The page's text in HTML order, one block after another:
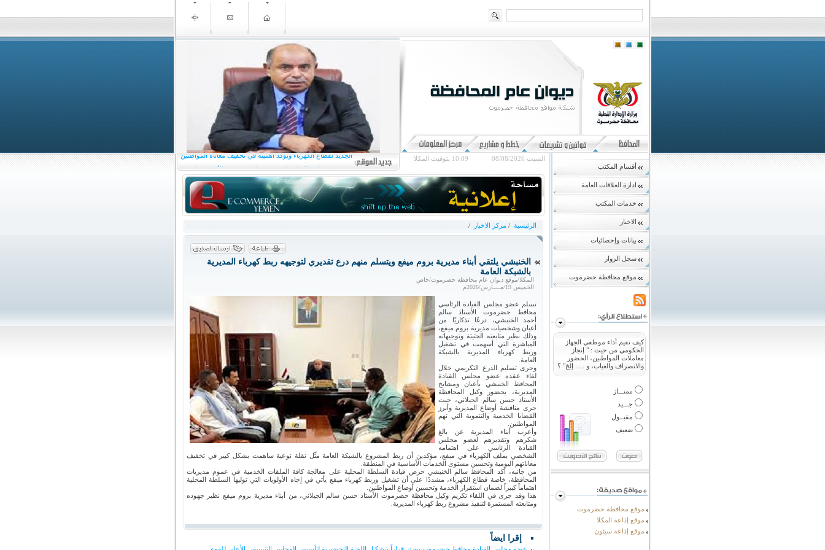
عضو مجلس القيادة محافظ حضرموت يثمّن الدعم السعودي
الجديد لقطاع الكهرباء ويؤكد أهميته في تخفيف معاناة المواطنين
عضو مجلس القيادة الخنبشي يطلع من وزير الأوقاف على
أوضاع الحجاج من أبناء حضرموت واليمن عامة
الخنبشي يهنئ القيادة السياسية والشعب بعيد الأضحى المبارك
ويؤكد المضي في ترسيخ الأمن ومواجهة التحديات الخدمية
السبت 08/08/2026 10:09 بتوقيت المكلا
أقسام المكتب
ادارة العلاقات العامة
خدمات المكتب
الاخبار
بيانات وإحصائيات
سجل الزوار
موقع محافظة حضرموت
كيف تقيم أداء موظفي الجهاز
الحكومي من حيث : " إنجاز
معاملات المواطنين، الحضور
والانصراف والغياب، و ..... إلخ" ؟
ممتـــاز
جـــيد
مقبــول
ضعيف
موقع محافظة حضرموت
موقع إذاعة المكلا
موقع إذاعة سيئون
الرئيسية / مركز الاخبار /
الخنبشي يلتقي أبناء مديرية بروم ميفع ويتسلم منهم درع تقديري لتوجيهه ربط كهرباء المديرية
بالشبكة العامة
المكلا/موقع ديوان عام محافظة حضرموت/خاص
الخميس 19/مــــارس/2026م
تسلم عضو مجلس القيادة الرئاسي
محافظ حضرموت الأستاذ سالم
أحمد الخنبشي، درعًا تذكاريًا من
أعيان وشخصيات مديرية بروم ميفع،
وذلك نظير متابعته الحثيثة وتوجيهاته
المباشرة التي أسهمت في تشغيل
وربط كهرباء المديرية بالشبكة
العامة.
وجرى تسليم الدرع التكريمي خلال
لقاء عقده عضو مجلس القيادة
المحافظ الخنبشي بأعيان ومشايخ
المديرية، بحضور وكيل المحافظة
الأستاذ حسن سالم الجيلاني، حيث
جرى مناقشة أوضاع المديرية وأبرز
القضايا الخدمية والتنموية التي تهم
المواطنين.
وأعرب أبناء المديرية عن بالغ
شكرهم وتقديرهم لعضو مجلس
القيادة الرئاسي على اهتمامه
الشخصي بملف الكهرباء في ميفع، مؤكدين أن ربط المشروع بالشبكة العامة مثّل نقلة نوعية ساهمت بشكل كبير في تخفيف
معاناتهم اليومية وتحسين مستوى الخدمات الأساسية في المنطقة.
من جانبه، أكد المحافظ سالم الخنبشي حرص قيادة السلطة المحلية على معالجة كافة الملفات الخدمية في عموم مديريات
المحافظة، خاصة قطاع الكهرباء، مشددًا على أن تشغيل وربط كهرباء ميفع يأتي في إجاه الأولويات التي توليها السلطة المحلية
اهتماماً كبيراً لضمان استقرار الخدمة وتحسين أوضاع المواطنين.
هذا وقد جرى في اللقاء تكريم وكيل محافظة حضرموت الأستاذ حسن سالم الجيلاني، من أبناء مديرية بروم ميفع نظير جهوده
ومتابعته المستمرة لتنفيذ مشروع ربط كهرباء المديرية.
إقرا ايضاً